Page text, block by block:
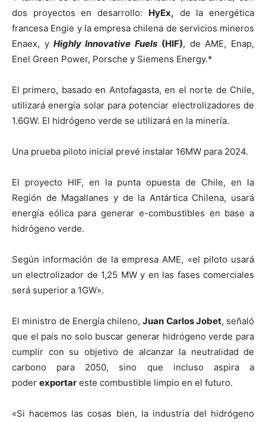
dos proyectos en desarrollo: HyEx, de la energética
francesa Engie y la empresa chilena de servicios mineros
Enaex, y Highly Innovative Fuels (HIF), de AME, Enap,
Enel Green Power, Porsche y Siemens Energy.*
El primero, basado en Antofagasta, en el norte de Chile,
utilizará energía solar para potenciar electrolizadores de
1.6GW. El hidrógeno verde se utilizará en la minería.
Una prueba piloto inicial prevé instalar 16MW para 2024.
El proyecto HIF, en la punta opuesta de Chile, en la
Región de Magallanes y de la Antártica Chilena, usará
energía eólica para generar e-combustibles en base a
hidrógeno verde.
Según información de la empresa AME, «el piloto usará
un electrolizador de 1,25 MW y en las fases comerciales
será superior a 1GW».
El ministro de Energía chileno,Juan Carlos Jobet, señaló
que el país no solo buscar generar hidrógeno verde para
cumplir con su objetivo de alcanzar la neutralidad de
carbono para 2050, sino que incluso aspira a
poder exportar este combustible limpio en el futuro.
«Si hacemos las cosas bien, la industria del hidrógeno